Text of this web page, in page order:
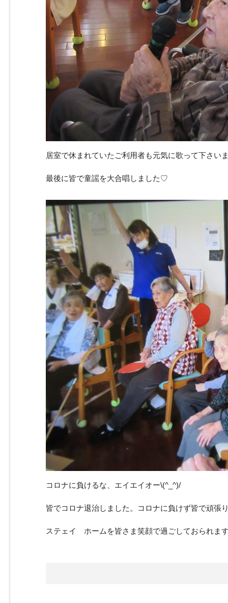
居室で休まれていたご利用者も元気に歌って下さい
最後に皆で童謡を大合唱しました♡
コロナに負けるな、エイエイオー\(^_^)/
皆でコロナ退治しました。コロナに負けず皆で頑張
ステェイ ホームを皆さま笑顔で過ごしておられま